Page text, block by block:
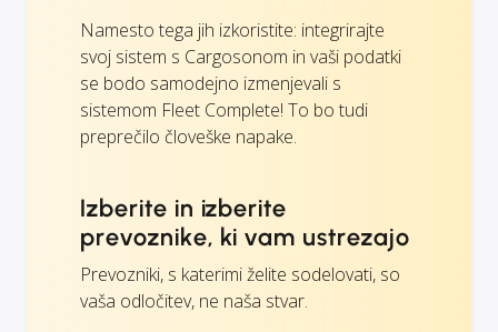
Namesto tega jih izkoristite: integrirajte
svoj sistem s Cargosonom in vaši podatki
se bodo samodejno izmenjevali s
sistemom Fleet Complete! To bo tudi
preprečilo človeške napake.
Izberite in izberite
prevoznike, ki vam ustrezajo
Prevozniki, s katerimi želite sodelovati, so
vaša odločitev, ne naša stvar.